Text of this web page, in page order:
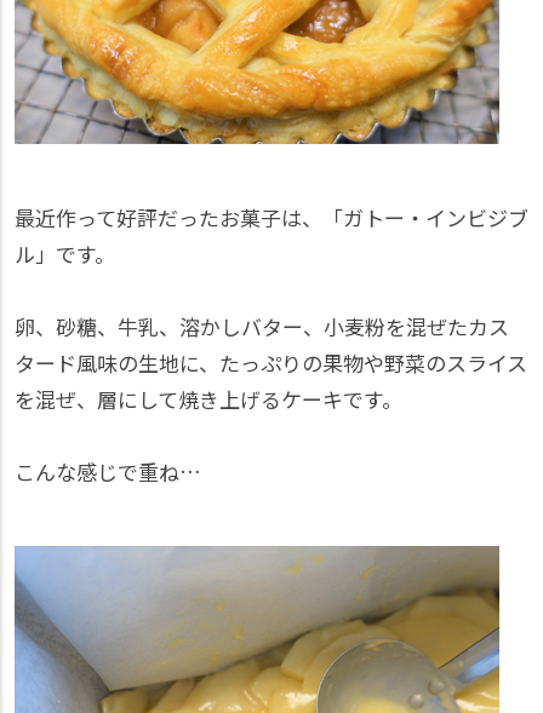
最近作って好評だったお菓子は、「ガトー・インビジブ
ル」です。
卵、砂糖、牛乳、溶かしバター、小麦粉を混ぜたカス
タード風味の生地に、たっぷりの果物や野菜のスライス
を混ぜ、層にして焼き上げるケーキです。
こんな感じで重ね…